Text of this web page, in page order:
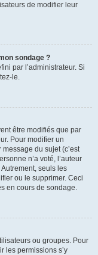
de modifier leur
sondage ?
par l’administrateur. Si
le.
être modifiés que par
Pour modifier un
du sujet (c’est
n’a voté, l’auteur
seuls les
ou le supprimer. Ceci
en cours de sondage.
ou groupes. Pour
les permissions s’y